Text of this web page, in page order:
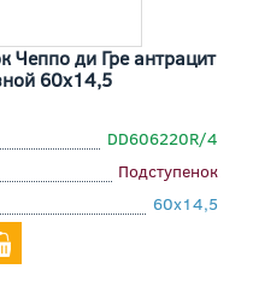
Чеппо ди Гре антрацит
60x14,5
DD606220R/4
Подступенок
60x14,5